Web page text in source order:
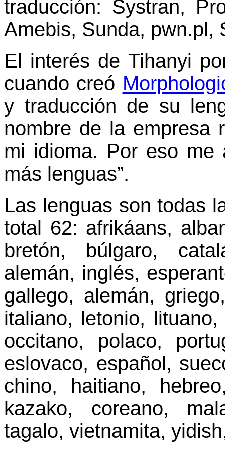
traducción: Systran,
Amebis, Sunda, pwn.pl,
El interés de Tihanyi
cuando creó
y traducción de su
nombre de la empresa
mi idioma. Por eso me
más lenguas”.
Las lenguas son todas
total 62: afrikáans,
bretón, búlgaro,
alemán, inglés,
gallego, alemán,
italiano, letonio,
occitano, polaco,
eslovaco, español,
chino, haitiano,
kazako, coreano,
tagalo, vietnamita,